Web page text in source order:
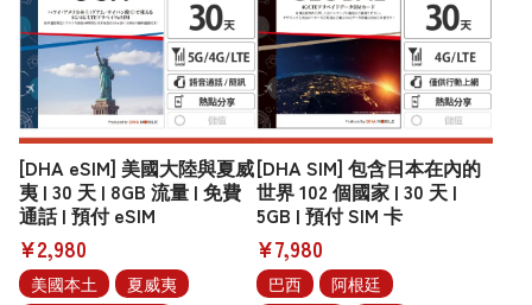
[DHA eSIM] 美國大陸與夏威
夷 | 30 天 | 8GB 流量 | 免費
通話 | 預付 eSIM
¥2,980
美國本土
夏威夷
[DHA SIM] 包含日本在內的
世界 102 個國家 | 30 天 |
5GB | 預付 SIM 卡
¥7,980
巴西
阿根廷